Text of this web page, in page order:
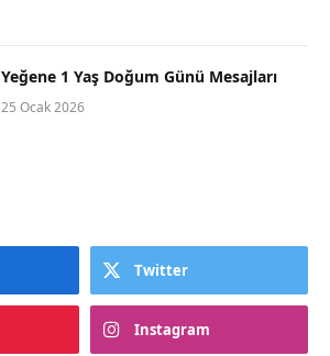
Yeğene 1 Yaş Doğum Günü Mesajları
25 Ocak 2026
Twitter
Instagram